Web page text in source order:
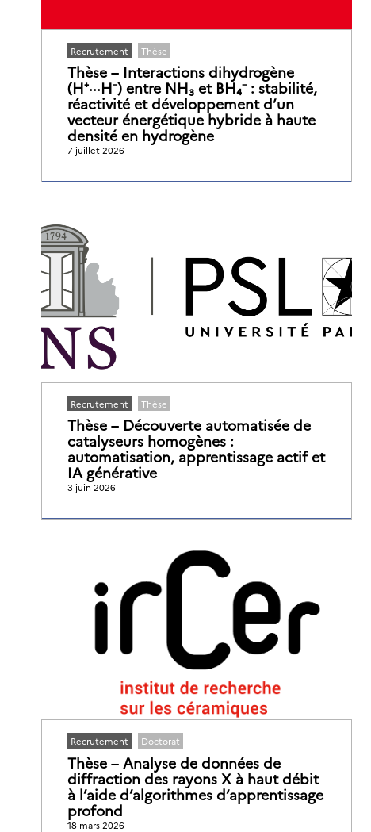
Recrutement Thèse
Thèse – Interactions dihydrogène
(H⁺···H⁻) entre NH₃ et BH₄⁻ : stabilité,
réactivité et développement d’un
vecteur énergétique hybride à haute
densité en hydrogène
7 juillet 2026
Recrutement Thèse
Thèse – Découverte automatisée de
catalyseurs homogènes :
automatisation, apprentissage actif et
IA générative
3 juin 2026
Recrutement Doctorat
Thèse – Analyse de données de
diffraction des rayons X à haut débit
à l’aide d’algorithmes d’apprentissage
profond
18 mars 2026